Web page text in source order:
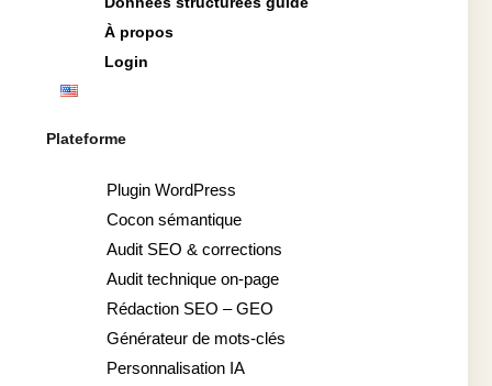
À propos
Login
Plateforme
Plugin WordPress
Cocon sémantique
Audit SEO & corrections
Audit technique on-page
Rédaction SEO – GEO
Générateur de mots-clés
Personnalisation IA